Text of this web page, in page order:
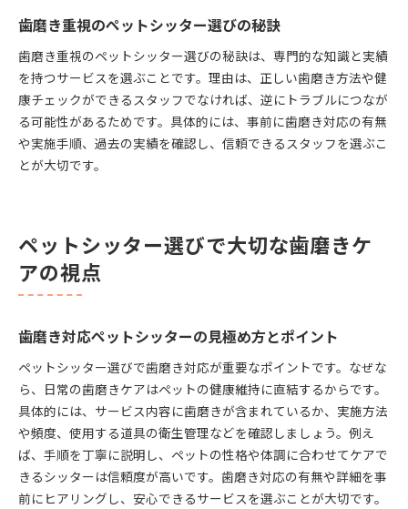
信頼のペットシッターで健康維持を実現するコツ
歯磨き重視でペットシッターを利用するメリット
名古屋市で健康維持に役立つシッター活用法
猫も安心できる歯磨きケアの続け方を紹介
口コミから見るペットシッター選びのポイント
健康管理を任せるペットシッターの活かし方
歯磨き重視のペットシッター選びの秘訣
歯磨き重視のペットシッター選びの秘訣は、専門的な知識と実績
を持つサービスを選ぶことです。理由は、正しい歯磨き方法や健
康チェックができるスタッフでなければ、逆にトラブルにつなが
る可能性があるためです。具体的には、事前に歯磨き対応の有無
や実施手順、過去の実績を確認し、信頼できるスタッフを選ぶこ
とが大切です。
ペットシッター選びで大切な歯磨きケ
アの視点
歯磨き対応ペットシッターの見極め方とポイント
ペットシッター選びで歯磨き対応が重要なポイントです。なぜな
ら、日常の歯磨きケアはペットの健康維持に直結するからです。
具体的には、サービス内容に歯磨きが含まれているか、実施方法
や頻度、使用する道具の衛生管理などを確認しましょう。例え
ば、手順を丁寧に説明し、ペットの性格や体調に合わせてケアで
きるシッターは信頼度が高いです。歯磨き対応の有無や詳細を事
前にヒアリングし、安心できるサービスを選ぶことが大切です。